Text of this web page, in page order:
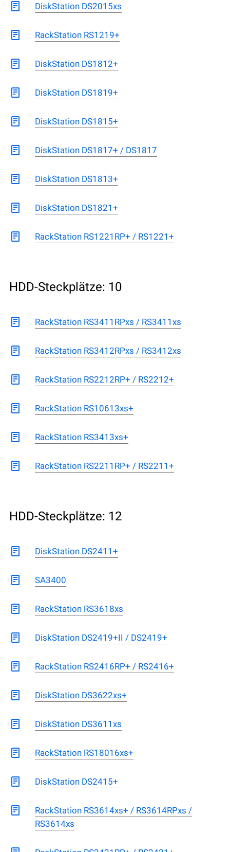
DiskStation DS2015xs
RackStation RS1219+
DiskStation DS1812+
DiskStation DS1819+
DiskStation DS1815+
DiskStation DS1817+ / DS1817
DiskStation DS1813+
DiskStation DS1821+
RackStation RS1221RP+ / RS1221+
HDD-Steckplätze: 10
RackStation RS3411RPxs / RS3411xs
RackStation RS3412RPxs / RS3412xs
RackStation RS2212RP+ / RS2212+
RackStation RS10613xs+
RackStation RS3413xs+
RackStation RS2211RP+ / RS2211+
HDD-Steckplätze: 12
DiskStation DS2411+
SA3400
RackStation RS3618xs
DiskStation DS2419+II / DS2419+
RackStation RS2416RP+ / RS2416+
DiskStation DS3622xs+
DiskStation DS3611xs
RackStation RS18016xs+
DiskStation DS2415+
RackStation RS3614xs+ / RS3614RPxs /
RS3614xs